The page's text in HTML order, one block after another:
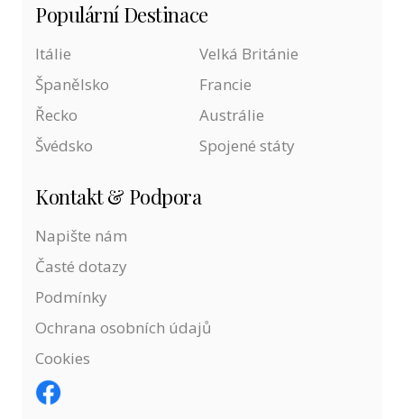
Populární Destinace
Itálie
Španělsko
Řecko
Švédsko
Velká Británie
Francie
Austrálie
Spojené státy
Kontakt & Podpora
Napište nám
Časté dotazy
Podmínky
Ochrana osobních údajů
Cookies